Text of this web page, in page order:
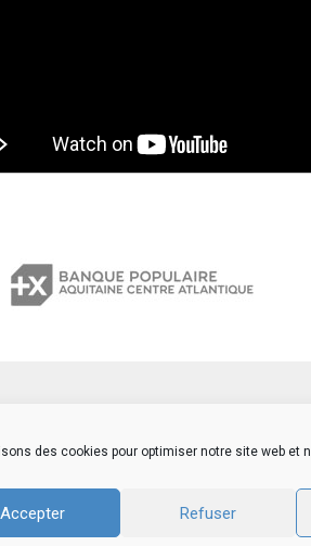
des cookies pour optimiser notre site web et
Accepter Refuser
© 2026